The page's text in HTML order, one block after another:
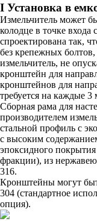
I Установка в
Измельчитель может
колодце в точке
спроектирована так,
без крепежных
измельчитель, не
кронштейн для
кронштейнов для
требуется на каждые 3
Сборная рама для
производителем
стальной профиль с
с высоким
эпоксидного
фракции), из
316.
Кронштейны могут
304 (стандартное
опция).